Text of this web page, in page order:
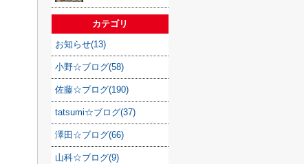
カテゴリ
お知らせ(13)
小野☆ブログ(58)
佐藤☆ブログ(190)
tatsumi☆ブログ(37)
澤田☆ブログ(66)
山科☆ブログ(9)